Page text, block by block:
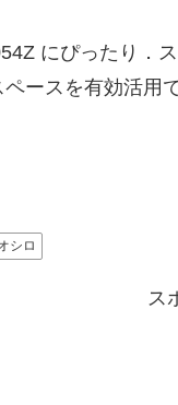
にぴったり．
ースを有効活用
シロ
ス